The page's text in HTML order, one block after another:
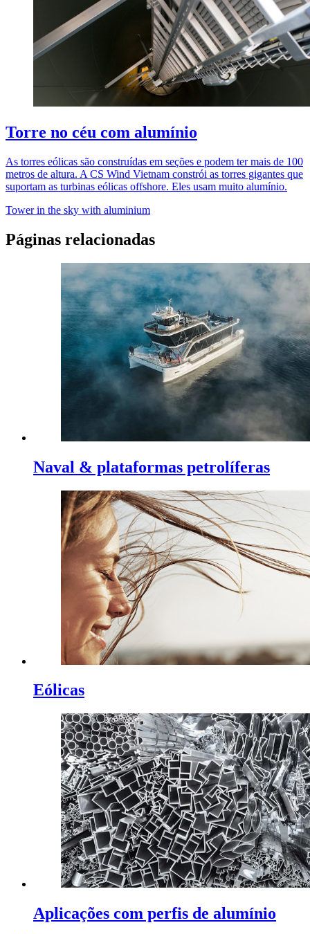
Torre no céu com alumínio
As torres eólicas são construídas em seções e podem ter mais de 100
metros de altura. A CS Wind Vietnam constrói as torres gigantes que
suportam as turbinas eólicas offshore. Eles usam muito alumínio.
Tower in the sky with aluminium
Páginas relacionadas
Naval & plataformas petrolíferas
Eólicas
Aplicações com perfis de alumínio